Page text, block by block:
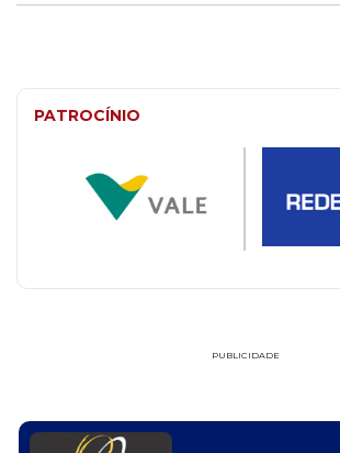
PATROCÍNIO
PUBLICIDADE